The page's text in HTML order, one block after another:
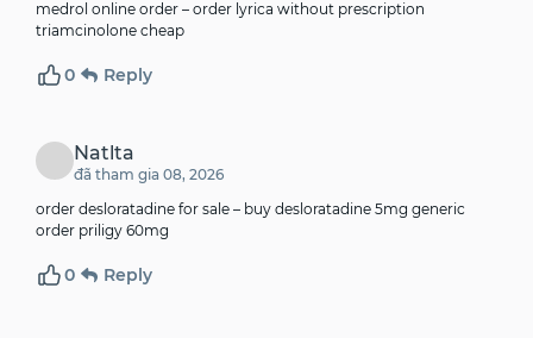
medrol online order – order lyrica without prescription
triamcinolone cheap
0 Reply
Natlta
đã tham gia 08, 2026
order desloratadine for sale – buy desloratadine 5mg generic
order priligy 60mg
0 Reply